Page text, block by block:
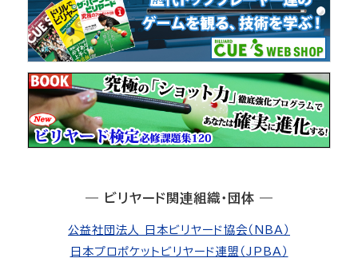
― ビリヤード関連組織・団体 ―
公益社団法人 日本ビリヤード協会（NBA）
日本プロポケットビリヤード連盟（JPBA）